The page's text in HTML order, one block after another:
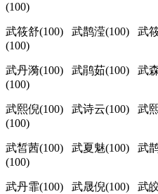
(100)
武筱舒(100) 武鹊滢(100) 武
(100)
武丹漪(100) 武鹃茹(100) 武
(100)
武熙倪(100) 武诗云(100) 武
(100)
武皙茜(100) 武夏魅(100) 武
(100)
武丹霏(100) 武晟倪(100) 武